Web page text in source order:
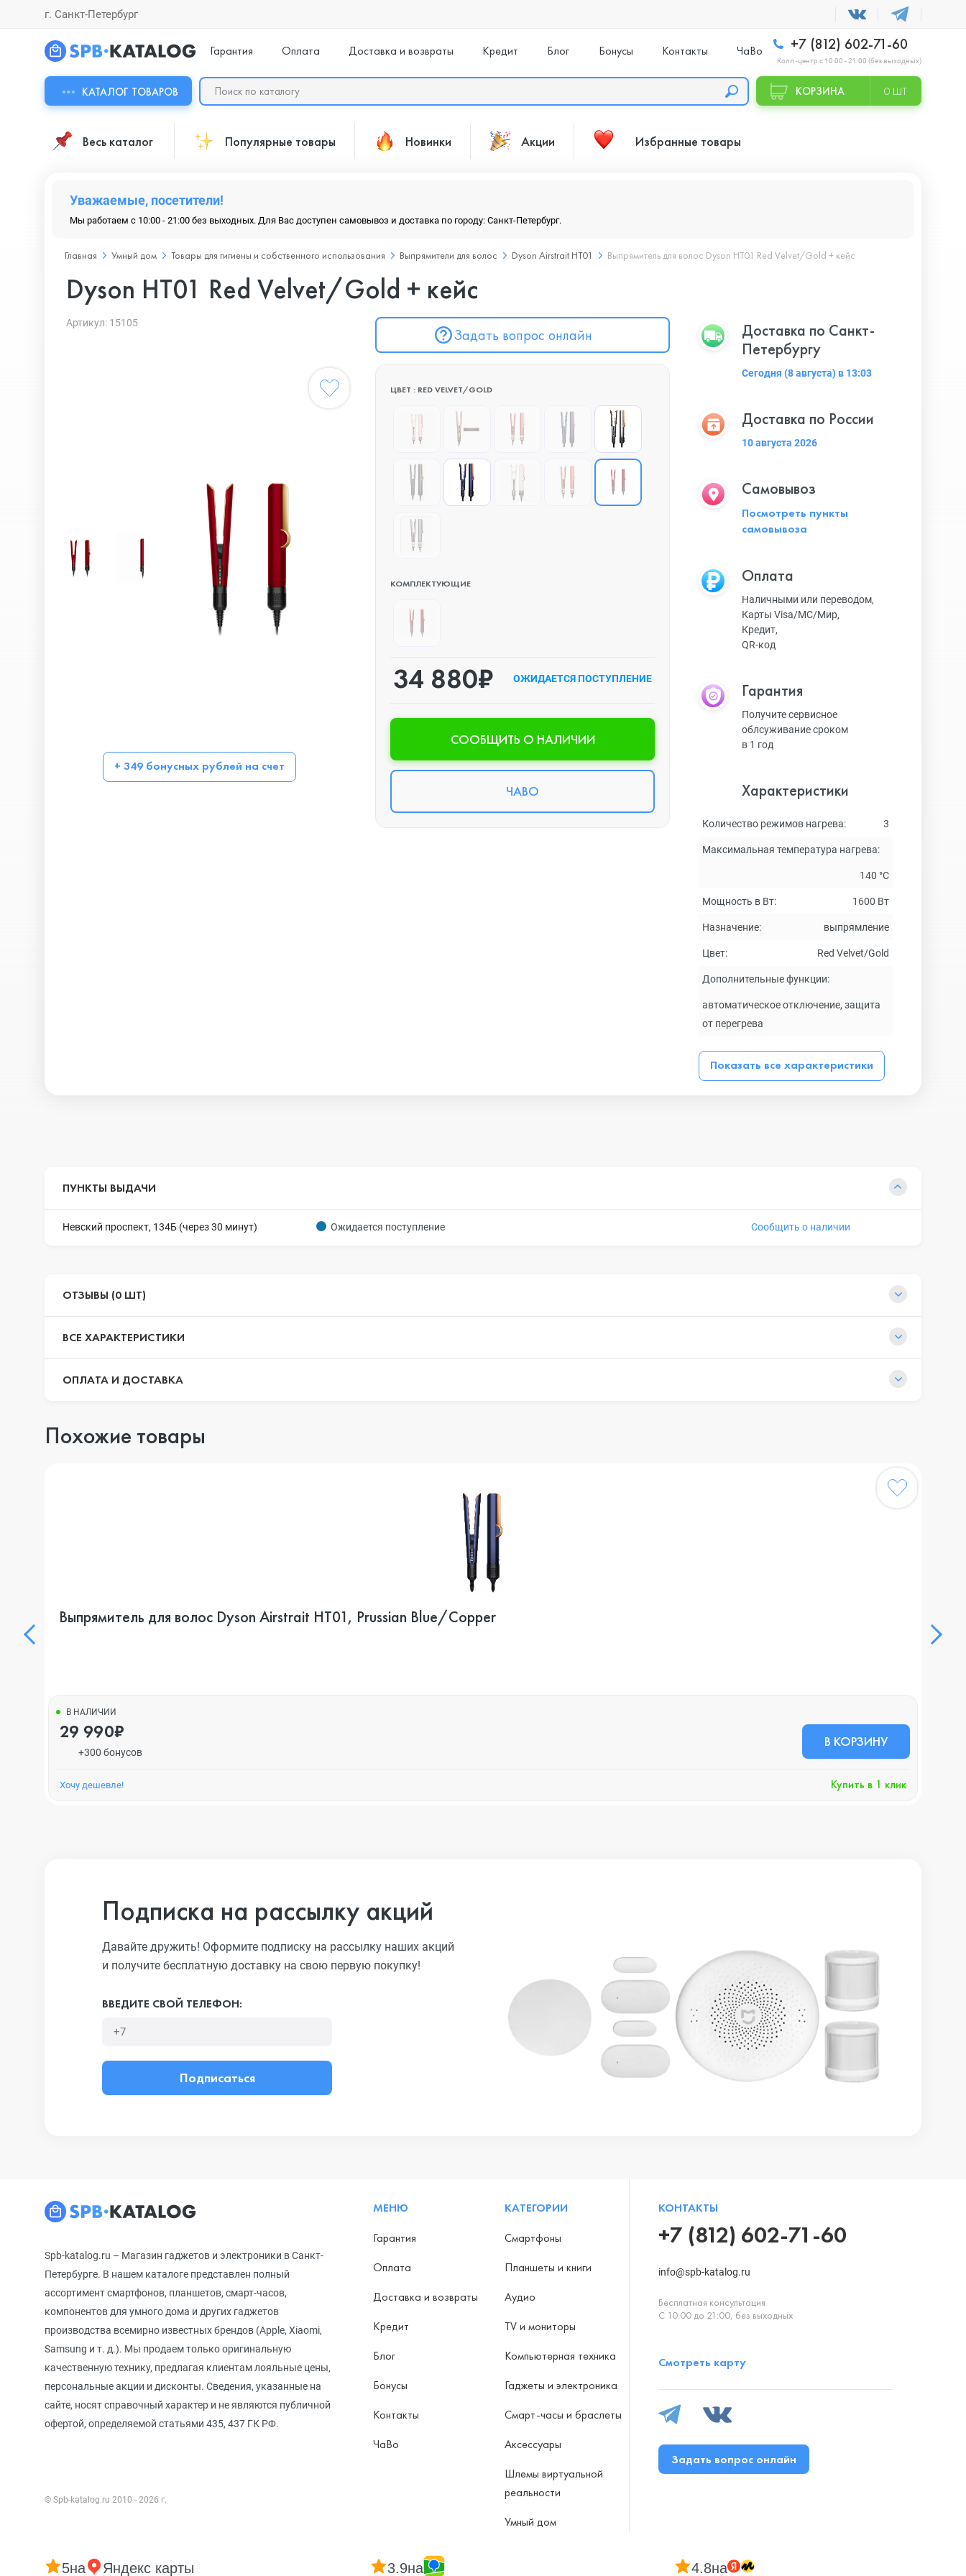
г. Санкт-Петербург
Гарантия Оплата Доставка и возвраты Кредит Блог Бонусы Контакты ЧаВо +7 (812) 602-71-60
Колл -центр с 10:00 - 21:00 (без выходных)
КАТАЛОГ ТОВАРОВ КОРЗИНА 0 ШТ
Весь каталог Популярные товары Новинки Акции Избранные товары
Уважаемые, посетители!
Мы работаем с 10:00 - 21:00 без выходных. Для Вас доступен самовывоз и доставка по городу: Санкт-Петербург.
Главная Умный дом Товары для гигиены и собственного использования Выпрямители для волос Dyson Airstrait HT01 Выпрямитель для волос Dyson HT01 Red Velvet/Gold + кейс
Dyson HT01 Red Velvet/Gold + кейс
Артикул: 15105
Задать вопрос онлайн
+ 349 бонусных рублей на счет
ЦВЕТ : RED VELVET/GOLD
КОМПЛЕКТУЮЩИЕ
34 880₽ ОЖИДАЕТСЯ ПОСТУПЛЕНИЕ
CООБЩИТЬ О НАЛИЧИИ
ЧАВО
Доставка по Санкт-
Петербургу
Сегодня (8 августа) в 13:03
Доставка по России
10 августа 2026
Самовывоз
Посмотреть пункты
самовывоза
Оплата
Наличными или переводом,
Карты Visa/MC/Мир,
Кредит,
QR-код
Гарантия
Получите сервисное
облсуживание сроком
в 1 год
Характеристики
Количество режимов нагрева: 3
Максимальная температура нагрева:
140 °C
Мощность в Вт: 1600 Вт
Назначение: выпрямление
Цвет: Red Velvet/Gold
Дополнительные функции:
автоматическое отключение, защита
от перегрева
Показать все характеристики
ПУНКТЫ ВЫДАЧИ
Невский проспект, 134Б (через 30 минут) Ожидается поступление Сообщить о наличии
ОТЗЫВЫ (0 ШТ)
ВСЕ ХАРАКТЕРИСТИКИ
ОПЛАТА И ДОСТАВКА
Похожие товары
Выпрямитель для волос Dyson Airstrait HT01, Prussian Blue/Copper
В НАЛИЧИИ
29 990₽
+300 бонусов
В КОРЗИНУ
Хочу дешевле! Купить в 1 клик
Подписка на рассылку акций
Давайте дружить! Оформите подписку на рассылку наших акций
и получите бесплатную доставку на свою первую покупку!
ВВЕДИТЕ СВОЙ ТЕЛЕФОН:
Подписаться
Spb-katalog.ru – Магазин гаджетов и электроники в Санкт-
Петербурге. В нашем каталоге представлен полный
ассортимент смартфонов, планшетов, смарт-часов,
компонентов для умного дома и других гаджетов
производства всемирно известных брендов (Apple, Xiaomi,
Samsung и т. д.). Мы продаем только оригинальную
качественную технику, предлагая клиентам лояльные цены,
персональные акции и дисконты. Сведения, указанные на
сайте, носят справочный характер и не являются публичной
офертой, определяемой статьями 435, 437 ГК РФ.
© Spb-katalog.ru 2010 - 2026 г.
МЕНЮ
Гарантия
Оплата
Доставка и возвраты
Кредит
Блог
Бонусы
Контакты
ЧаВо
КАТЕГОРИИ
Смартфоны
Планшеты и книги
Аудио
TV и мониторы
Компьютерная техника
Гаджеты и электроника
Смарт-часы и браслеты
Аксессуары
Шлемы виртуальной
реальности
Умный дом
КОНТАКТЫ
+7 (812) 602-71-60
info@spb-katalog.ru
Бесплатная консультация
С 10:00 до 21:00, без выходных
Смотреть карту
Задать вопрос онлайн
5на Яндекс карты 3.9на 4.8на